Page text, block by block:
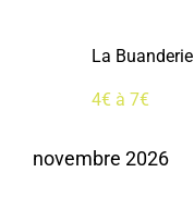
La Buanderie
4€ à 7€
novembre 2026